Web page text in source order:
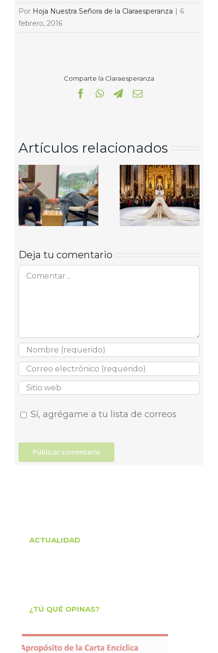
Por Hoja Nuestra Señora de la Claraesperanza
6
febrero, 2016
Comparte la Claraesperanza
Facebook
WhatsApp
Telegram
Correo
Artículos relacionados
Deja tu comentario
Comentar
Sí, agrégame a tu lista de correos
ACTUALIDAD
¿TÚ QUÉ OPINAS?